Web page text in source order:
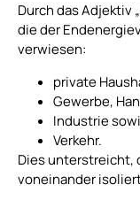
Durch das Adjektiv
die der
verwiesen:
private
Gewerbe,
Industrie
Verkehr.
Dies unterstreicht,
voneinander